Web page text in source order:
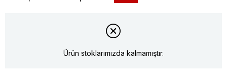
Ürün stoklarımızda kalmamıştır.